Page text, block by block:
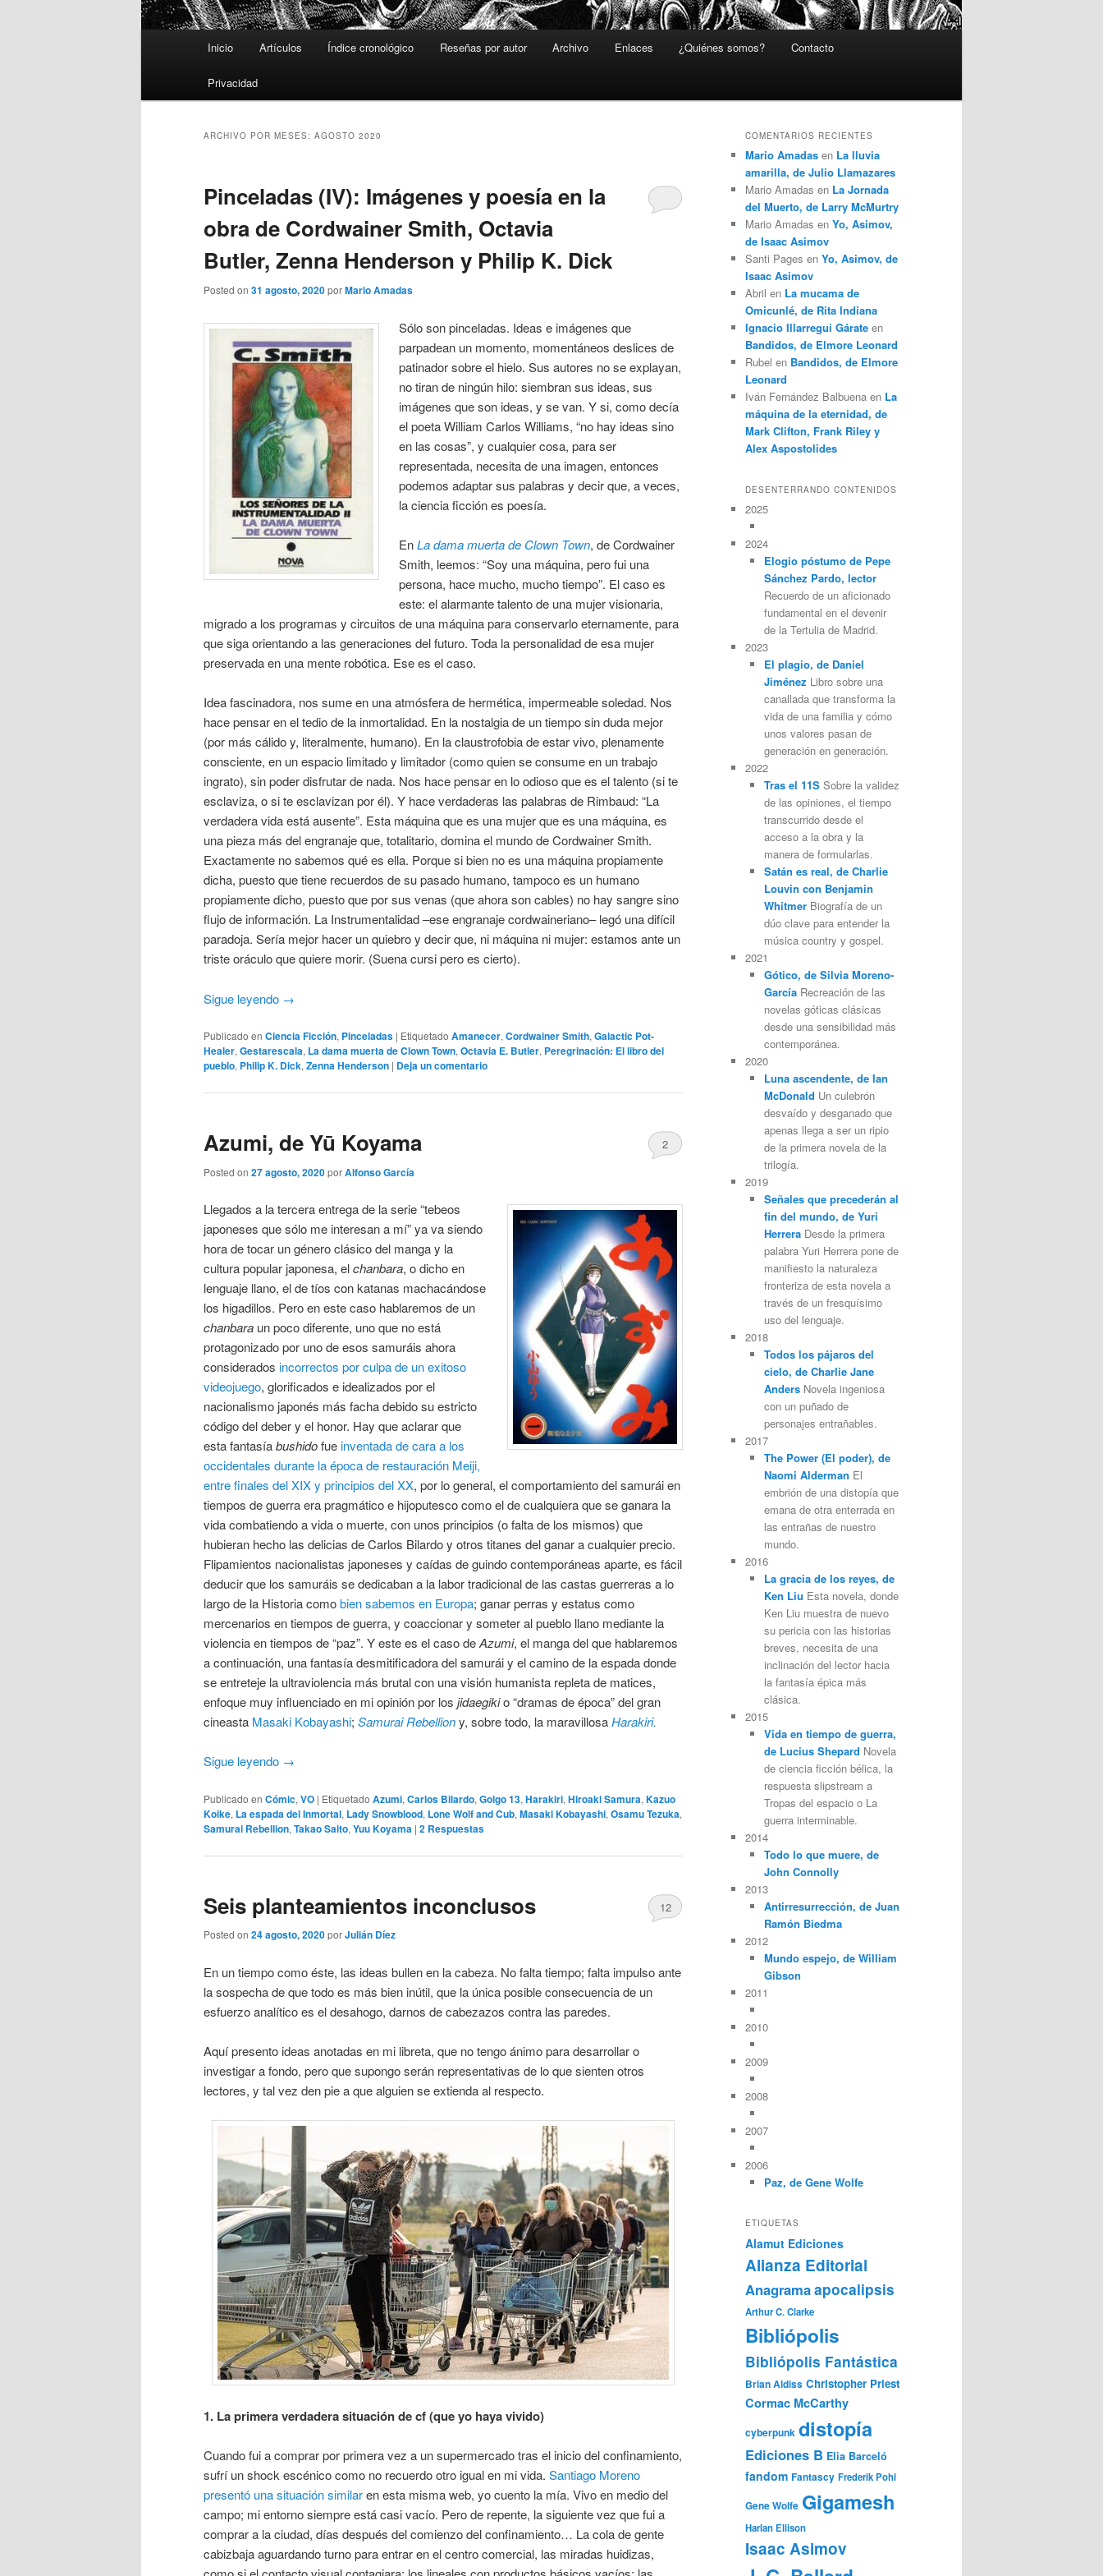
Inicio Artículos Índice cronológico Reseñas por autor Archivo Enlaces ¿Quiénes somos? Contacto
Privacidad
ARCHIVO POR MESES: AGOSTO 2020
Pinceladas (IV): Imágenes y poesía en la
obra de Cordwainer Smith, Octavia
Butler, Zenna Henderson y Philip K. Dick
Posted on 31 agosto, 2020porMario Amadas
Sólo son pinceladas. Ideas e imágenes que
parpadean un momento, momentáneos deslices de
patinador sobre el hielo. Sus autores no se explayan,
no tiran de ningún hilo: siembran sus ideas, sus
imágenes que son ideas, y se van. Y si, como decía
el poeta William Carlos Williams, “no hay ideas sino
en las cosas”, y cualquier cosa, para ser
representada, necesita de una imagen, entonces
podemos adaptar sus palabras y decir que, a veces,
la ciencia ficción es poesía.
EnLa dama muerta de Clown Town, de Cordwainer
Smith, leemos: “Soy una máquina, pero fui una
persona, hace mucho, mucho tiempo”. El caso es
este: el alarmante talento de una mujer visionaria,
migrado a los programas y circuitos de una máquina para conservarlo eternamente, para
que siga orientando a las generaciones del futuro. Toda la personalidad de esa mujer
preservada en una mente robótica. Ese es el caso.
Idea fascinadora, nos sume en una atmósfera de hermética, impermeable soledad. Nos
hace pensar en el tedio de la inmortalidad. En la nostalgia de un tiempo sin duda mejor
(por más cálido y, literalmente, humano). En la claustrofobia de estar vivo, plenamente
consciente, en un espacio limitado y limitador (como quien se consume en un trabajo
ingrato), sin poder disfrutar de nada. Nos hace pensar en lo odioso que es el talento (si te
esclaviza, o si te esclavizan por él). Y hace verdaderas las palabras de Rimbaud: “La
verdadera vida está ausente”. Esta máquina que es una mujer que es una máquina, es
una pieza más del engranaje que, totalitario, domina el mundo de Cordwainer Smith.
Exactamente no sabemos qué es ella. Porque si bien no es una máquina propiamente
dicha, puesto que tiene recuerdos de su pasado humano, tampoco es un humano
propiamente dicho, puesto que por sus venas (que ahora son cables) no hay sangre sino
flujo de información. La Instrumentalidad –ese engranaje cordwaineriano– legó una difícil
paradoja. Sería mejor hacer un quiebro y decir que, ni máquina ni mujer: estamos ante un
triste oráculo que quiere morir. (Suena cursi pero es cierto).
Sigue leyendo →
Publicado en Ciencia Ficción, Pinceladas | Etiquetado Amanecer, Cordwainer Smith, Galactic Pot-
Healer, Gestarescala, La dama muerta de Clown Town, Octavia E. Butler, Peregrinación: El libro del
pueblo, Philip K. Dick, Zenna Henderson | Deja un comentario
Azumi, de Yū Koyama
Posted on 27 agosto, 2020porAlfonso García
2
Llegados a la tercera entrega de la serie “tebeos
japoneses que sólo me interesan a mí” ya va siendo
hora de tocar un género clásico del manga y la
cultura popular japonesa, elchanbara, o dicho en
lenguaje llano, el de tíos con katanas machacándose
los higadillos. Pero en este caso hablaremos de un
chanbara un poco diferente, uno que no está
protagonizado por uno de esos samuráis ahora
considerados incorrectos por culpa de un exitoso
videojuego, glorificados e idealizados por el
nacionalismo japonés más facha debido su estricto
código del deber y el honor. Hay que aclarar que
esta fantasíabushidofueinventada de cara a los
occidentales durante la época de restauración Meiji,
entre finales del XIX y principios del XX, por lo general, el comportamiento del samurái en
tiempos de guerra era pragmático e hijoputesco como el de cualquiera que se ganara la
vida combatiendo a vida o muerte, con unos principios (o falta de los mismos) que
hubieran hecho las delicias de Carlos Bilardo y otros titanes del ganar a cualquier precio.
Flipamientos nacionalistas japoneses y caídas de guindo contemporáneas aparte, es fácil
deducir que los samuráis se dedicaban a la labor tradicional de las castas guerreras a lo
largo de la Historia comobien sabemos en Europa; ganar perras y estatus como
mercenarios en tiempos de guerra, y coaccionar y someter al pueblo llano mediante la
violencia en tiempos de “paz”. Y este es el caso deAzumi, el manga del que hablaremos
a continuación, una fantasía desmitificadora del samurái y el camino de la espada donde
se entreteje la ultraviolencia más brutal con una visión humanista repleta de matices,
enfoque muy influenciado en mi opinión por los jidaegikio “dramas de época” del gran
cineasta Masaki Kobayashi; Samurai Rebelliony, sobre todo, la maravillosaHarakiri.
Sigue leyendo →
Publicado en Cómic, VO | Etiquetado Azumi, Carlos Bilardo, Golgo 13, Harakiri, Hiroaki Samura, Kazuo
Koike, La espada del Inmortal, Lady Snowblood, Lone Wolf and Cub, Masaki Kobayashi, Osamu Tezuka,
Samurai Rebellion, Takao Saito, Yuu Koyama | 2 Respuestas
Seis planteamientos inconclusos
Posted on 24 agosto, 2020porJulián Díez
12
En un tiempo como éste, las ideas bullen en la cabeza. No falta tiempo; falta impulso ante
la sospecha de que todo es más bien inútil, que la única posible consecuencia de un
esfuerzo analítico es el desahogo, darnos de cabezazos contra las paredes.
Aquí presento ideas anotadas en mi libreta, que no tengo ánimo para desarrollar o
investigar a fondo, pero que supongo serán representativas de lo que sienten otros
lectores, y tal vez den pie a que alguien se extienda al respecto.
1. La primera verdadera situación de cf (que yo haya vivido)
Cuando fui a comprar por primera vez a un supermercado tras el inicio del confinamiento,
sufrí un shock escénico como no recuerdo otro igual en mi vida. Santiago Moreno
presentó una situación similaren esta misma web, yo cuento la mía. Vivo en medio del
campo; mi entorno siempre está casi vacío. Pero de repente, la siguiente vez que fui a
comprar a la ciudad, días después del comienzo del confinamiento… La cola de gente
cabizbaja aguardando turno para entrar en el centro comercial, las miradas huidizas,
COMENTARIOS RECIENTES
Mario Amadas en La lluvia
amarilla, de Julio Llamazares
Mario Amadas en La Jornada
del Muerto, de Larry McMurtry
Mario Amadas en Yo, Asimov,
de Isaac Asimov
Santi Pages en Yo, Asimov, de
Isaac Asimov
Abril en La mucama de
Omicunlé, de Rita Indiana
Ignacio Illarregui Gárate en
Bandidos, de Elmore Leonard
Rubel en Bandidos, de Elmore
Leonard
Iván Fernández Balbuena en La
máquina de la eternidad, de
Mark Clifton, Frank Riley y
Alex Aspostolides
DESENTERRANDO CONTENIDOS
2025
2024
Elogio póstumo de Pepe
Sánchez Pardo, lector
Recuerdo de un aficionado
fundamental en el devenir
de la Tertulia de Madrid.
2023
El plagio, de Daniel
Jiménez Libro sobre una
canallada que transforma la
vida de una familia y cómo
unos valores pasan de
generación en generación.
2022
Tras el 11SSobre la validez
de las opiniones, el tiempo
transcurrido desde el
acceso a la obra y la
manera de formularlas.
Satán es real, de Charlie
Louvin con Benjamin
WhitmerBiografía de un
dúo clave para entender la
música country y gospel.
2021
Gótico, de Silvia Moreno-
GarcíaRecreación de las
novelas góticas clásicas
desde una sensibilidad más
contemporánea.
2020
Luna ascendente, de Ian
McDonald Un culebrón
desvaído y desganado que
apenas llega a ser un ripio
de la primera novela de la
trilogía.
2019
Señales que precederán al
fin del mundo, de Yuri
HerreraDesde la primera
palabra Yuri Herrera pone de
manifiesto la naturaleza
fronteriza de esta novela a
través de un fresquísimo
uso del lenguaje.
2018
Todos los pájaros del
cielo, de Charlie Jane
AndersNovela ingeniosa
con un puñado de
personajes entrañables.
2017
The Power (El poder), de
Naomi Alderman El
embrión de una distopía que
emana de otra enterrada en
las entrañas de nuestro
mundo.
2016
La gracia de los reyes, de
Ken Liu Esta novela, donde
Ken Liu muestra de nuevo
su pericia con las historias
breves, necesita de una
inclinación del lector hacia
la fantasía épica más
clásica.
2015
Vida en tiempo de guerra,
de Lucius Shepard Novela
de ciencia ficción bélica, la
respuesta slipstream a
Tropas del espacio o La
guerra interminable.
2014
Todo lo que muere, de
John Connolly
2013
Antirresurrección, de Juan
Ramón Biedma
2012
Mundo espejo, de William
Gibson
2011
2010
2009
2008
2007
2006
Paz, de Gene Wolfe
ETIQUETAS
Alamut Ediciones
Alianza Editorial
Anagramaapocalipsis
Arthur C. Clarke
Bibliópolis
Bibliópolis Fantástica
Brian Aldiss Christopher Priest
Cormac McCarthy
cyberpunk distopía
Ediciones B Elia Barceló
fandom Fantascy Frederik Pohl
Gene Wolfe Gigamesh
Harlan Ellison
Isaac Asimov